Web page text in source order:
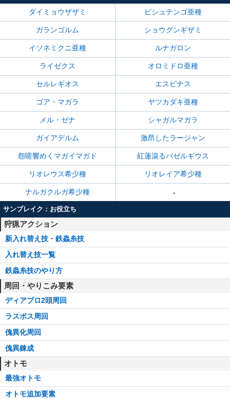
ダイミョウザザミ ビシュテンゴ亜種
ガランゴルム ショウグンギザミ
イソネミクニ亜種 ルナガロン
ライゼクス オロミドロ亜種
セルレギオス エスピナス
ゴア・マガラ ヤツカダキ亜種
メル・ゼナ シャガルマガラ
ガイアデルム 激昂したラージャン
怨嗟響めくマガイマガド 紅蓮滾るバゼルギウス
リオレウス希少種 リオレイア希少種
ナルガクルガ希少種 -
サンブレイク：お役立ち
狩猟アクション
新入れ替え技・鉄蟲糸技
入れ替え技一覧
鉄蟲糸技のやり方
周回・やりこみ要素
ディアブロ2頭周回
ラスボス周回
傀異化周回
傀異錬成
オトモ
最強オトモ
オトモ追加要素